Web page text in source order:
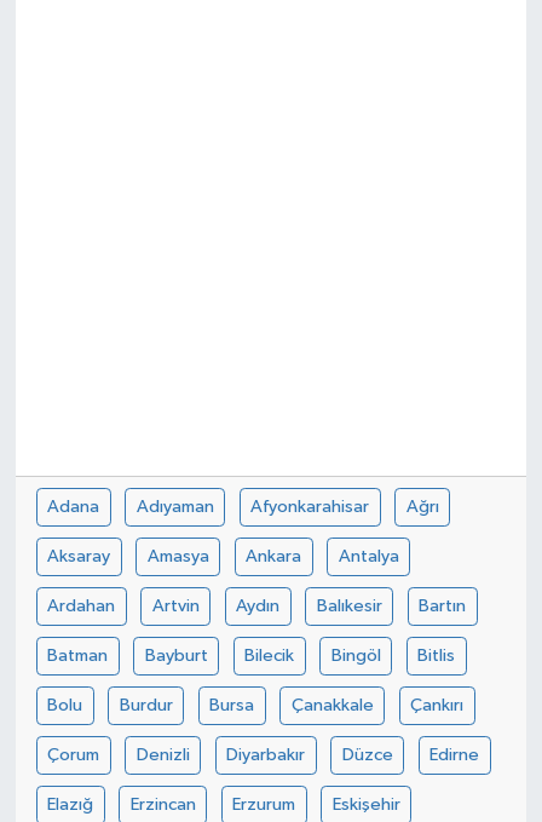
Adana Adıyaman Afyonkarahisar Ağrı
Aksaray Amasya Ankara Antalya
Ardahan Artvin Aydın Balıkesir Bartın
Batman Bayburt Bilecik Bingöl Bitlis
Bolu Burdur Bursa Çanakkale Çankırı
Çorum Denizli Diyarbakır Düzce Edirne
Elazığ Erzincan Erzurum Eskişehir